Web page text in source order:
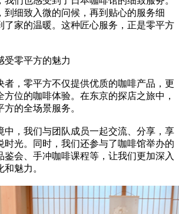
到细致入微的问候，再到贴心的服务细
了家的温暖。这种匠心服务，正是零平方
受零平方的魅力
者，零平方不仅提供优质的咖啡产品，更
位的咖啡体验。在东京的探店之旅中，
的全场景服务。
中，我们与团队成员一起交流、分享，享
时光。同时，我们还参与了咖啡馆举办的
鉴会、手冲咖啡课程等，让我们更加深入
魅力。